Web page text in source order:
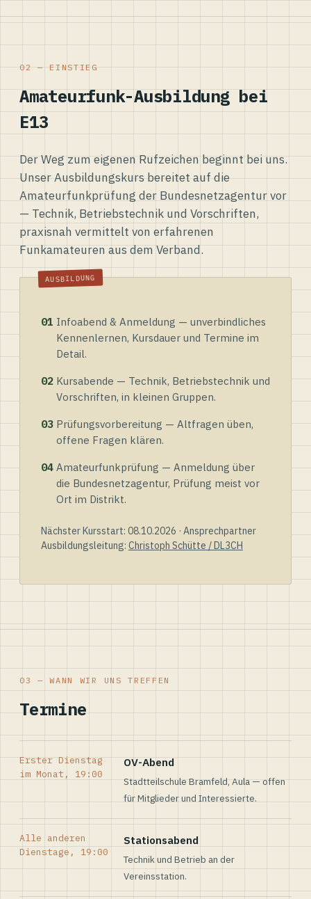
02 — EINSTIEG
Amateurfunk-Ausbildung bei
E13
Der Weg zum eigenen Rufzeichen beginnt bei uns.
Unser Ausbildungskurs bereitet auf die
Amateurfunkprüfung der Bundesnetzagentur vor
— Technik, Betriebstechnik und Vorschriften,
praxisnah vermittelt von erfahrenen
Funkamateuren aus dem Verband.
01 Infoabend & Anmeldung — unverbindliches
Kennenlernen, Kursdauer und Termine im
Detail.
02 Kursabende — Technik, Betriebstechnik und
Vorschriften, in kleinen Gruppen.
03 Prüfungsvorbereitung — Altfragen üben,
offene Fragen klären.
04 Amateurfunkprüfung — Anmeldung über
die Bundesnetzagentur, Prüfung meist vor
Ort im Distrikt.
Nächster Kursstart: 08.10.2026 · Ansprechpartner
Ausbildungsleitung: Christoph Schütte / DL3CH
03 — WANN WIR UNS TREFFEN
Termine
Erster Dienstag
im Monat, 19:00
OV-Abend
Stadtteilschule Bramfeld, Aula — offen
für Mitglieder und Interessierte.
Alle anderen
Dienstage, 19:00
Stationsabend
Technik und Betrieb an der
Vereinsstation.